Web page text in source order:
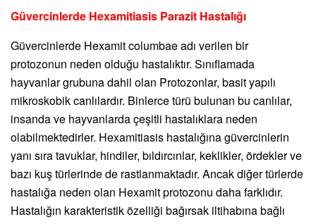
Güvercinlerde Hexamitiasis Parazit Hastalığı
Güvercinlerde Hexamit columbae adı verilen bir
protozonun neden olduğu hastalıktır. Sınıflamada
hayvanlar grubuna dahil olan Protozonlar, basit yapılı
mikroskobik canlılardır. Binlerce türü bulunan bu canlılar,
insanda ve hayvanlarda çeşitli hastalıklara neden
olabilmektedirler. Hexamitiasis hastalığına güvercinlerin
yanı sıra tavuklar, hindiler, bıldırcınlar, keklikler, ördekler ve
bazı kuş türlerinde de rastlanmaktadır. Ancak diğer türlerde
hastalığa neden olan Hexamit protozonu daha farklıdır.
Hastalığın karakteristik özelliği bağırsak iltihabına bağlı